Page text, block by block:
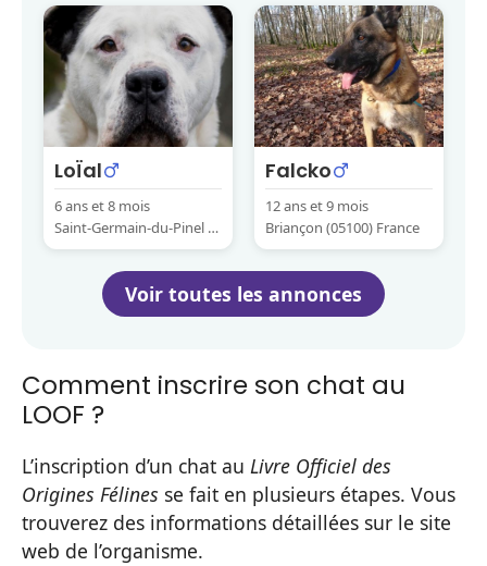
LoÏal
6 ans et 8 mois
Saint-Germain-du-Pinel (3
5370) France
Falcko
12 ans et 9 mois
Briançon (05100) France
Voir toutes les annonces
Comment inscrire son chat au
LOOF ?
L’inscription d’un chat au Livre Officiel des
Origines Félines se fait en plusieurs étapes. Vous
trouverez des informations détaillées sur le site
web de l’organisme.